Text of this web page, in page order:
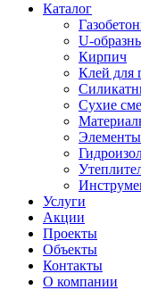
Каталог
U-
Кирпич
Клей для
Сухие
Услуги
Акции
Проекты
Объекты
Контакты
О компании